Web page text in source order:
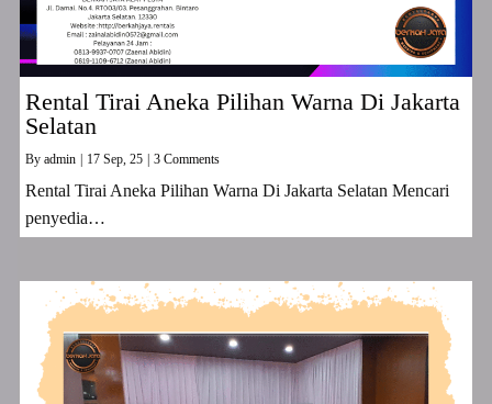
Rental Tirai Aneka Pilihan Warna Di Jakarta
Selatan
By admin 17 Sep, 25 3 Comments
Rental Tirai Aneka Pilihan Warna Di Jakarta Selatan Mencari
penyedia…